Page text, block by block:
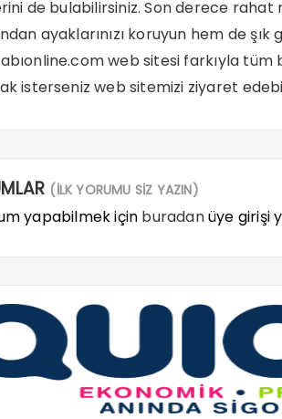
de bulabilirsiniz. Son derece rahat
ayaklarınızı koruyun hem de
web sitesi farkıyla
isterseniz web sitemizi ziyaret
(İLK YORUMU SİZ YAZIN)
yapabilmek için buradanüye girişi